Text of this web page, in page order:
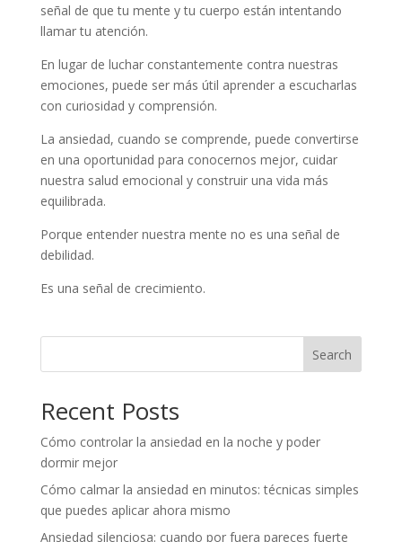
señal de que tu mente y tu cuerpo están intentando
llamar tu atención.
En lugar de luchar constantemente contra nuestras
emociones, puede ser más útil aprender a escucharlas
con curiosidad y comprensión.
La ansiedad, cuando se comprende, puede convertirse
en una oportunidad para conocernos mejor, cuidar
nuestra salud emocional y construir una vida más
equilibrada.
Porque entender nuestra mente no es una señal de
debilidad.
Es una señal de crecimiento.
Search
Recent Posts
Cómo controlar la ansiedad en la noche y poder
dormir mejor
Cómo calmar la ansiedad en minutos: técnicas simples
que puedes aplicar ahora mismo
Ansiedad silenciosa: cuando por fuera pareces fuerte